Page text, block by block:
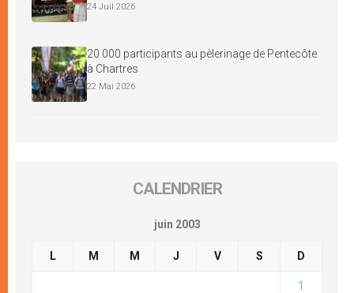
24 Juil 2026
20 000 participants au pèlerinage de Pentecôte
à Chartres
22 Mai 2026
CALENDRIER
juin 2003
L M M J V S D
1